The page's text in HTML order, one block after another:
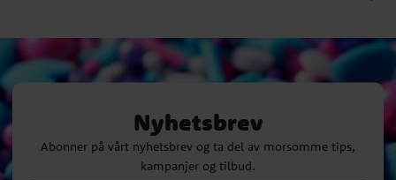
Nyhetsbrev
Abonner på vårt nyhetsbrev og ta del av morsomme tips,
kampanjer og tilbud.